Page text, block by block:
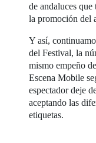
de andaluces
la promoción del
Y así,
del Festival, la
mismo empeño
Escena Mobile
espectador deje
aceptando las
etiquetas.